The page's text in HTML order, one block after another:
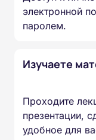
электронной
паролем.
Изучаете
Проходите
презентации,
удобное для